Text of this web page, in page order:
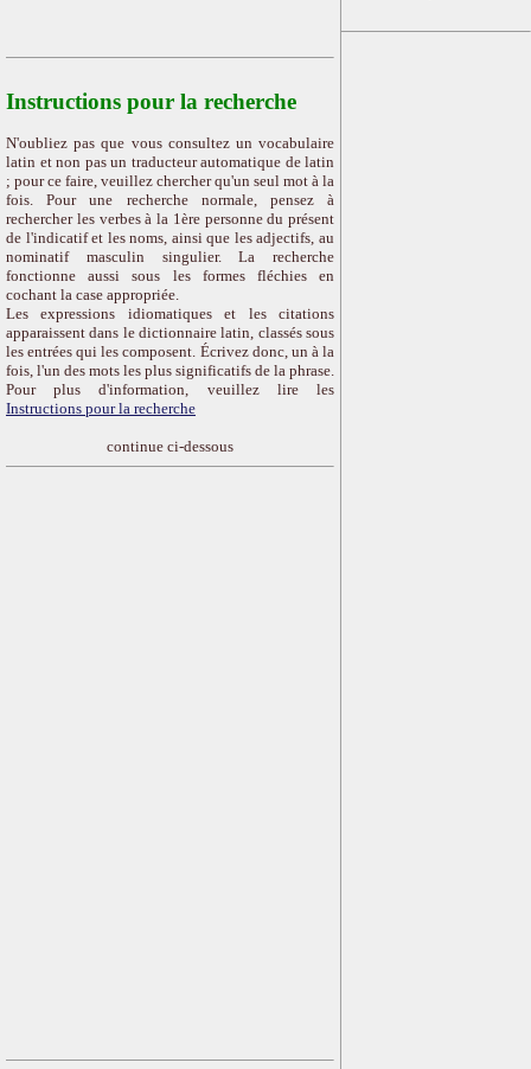
Instructions pour la recherche
N'oubliez pas que vous consultez un vocabulaire
latin et non pas un traducteur automatique de latin
; pour ce faire, veuillez chercher qu'un seul mot à la
fois. Pour une recherche normale, pensez à
rechercher les verbes à la 1ère personne du présent
de l'indicatif et les noms, ainsi que les adjectifs, au
nominatif masculin singulier. La recherche
fonctionne aussi sous les formes fléchies en
cochant la case appropriée.
Les expressions idiomatiques et les citations
apparaissent dans le dictionnaire latin, classés sous
les entrées qui les composent. Écrivez donc, un à la
fois, l'un des mots les plus significatifs de la phrase.
Pour plus d'information, veuillez lire les
Instructions pour la recherche
continue ci-dessous